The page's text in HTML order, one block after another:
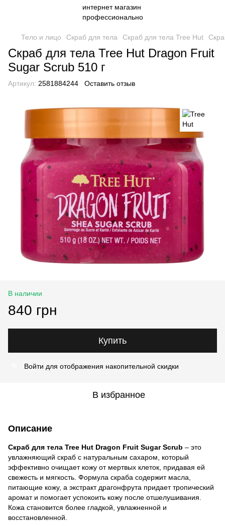
Тело и лицо Скраб для тела Скраб для тела Tree Hut
Скраб для тела Tree Hut Dragon Fruit
Sugar Scrub 510 г
Артикул: 2581884244 Оставить отзыв
В наличии
840 грн
Купить
Войти для отображения накопительной скидки
В избранное
Описание
Скраб для тела Tree Hut Dragon Fruit Sugar Scrub – это
увлажняющий скраб с натуральным сахаром, который
эффективно очищает кожу от мертвых клеток, придавая ей
свежесть и мягкость. Формула скраба содержит масла,
питающие кожу, а экстракт драгонфрута придает тропический
аромат и помогает успокоить кожу после отшелушивания.
Кожа становится более гладкой, увлажненной и
восстановленной.